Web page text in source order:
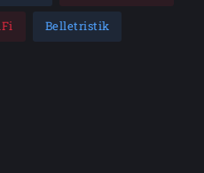
Belletristik